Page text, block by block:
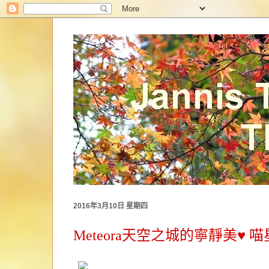
2016年3月10日 星期四
Meteora天空之城的寧靜美♥